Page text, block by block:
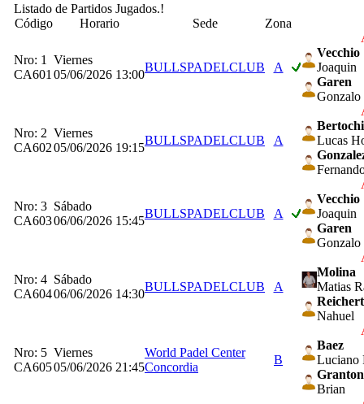
Listado de Partidos Jugados.!
Código
Horario Sede Zona
Nro: 1
CA601
Viernes
05/06/2026 13:00
BULLSPADELCLUB A
Vecchio
Joaquin
Garen
Gonzalo
Nro: 2
CA602
Viernes
05/06/2026 19:15
BULLSPADELCLUB A
Bertochi
Lucas
Nro: 3
CA603
Sábado
06/06/2026 15:45
BULLSPADELCLUB A
Vecchio
Joaquin
Garen
Gonzalo
Nro: 4
CA604
Sábado
06/06/2026 14:30
BULLSPADELCLUB A
Molina
Matias
Reichert
Nahuel
Nro: 5
CA605
Viernes
05/06/2026 21:45
World Padel Center
Concordia
B
Baez
Luciano
Granton
Brian